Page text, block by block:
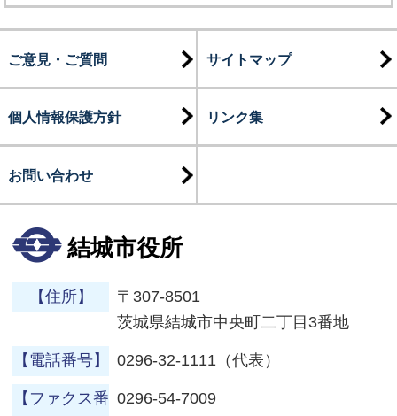
ご意見・ご質問 サイトマップ
個人情報保護方針 リンク集
お問い合わせ
結城市役所
【住所】
〒307-8501
茨城県結城市中央町二丁目3番地
【電話番号】 0296-32-1111（代表）
【ファクス番 0296-54-7009